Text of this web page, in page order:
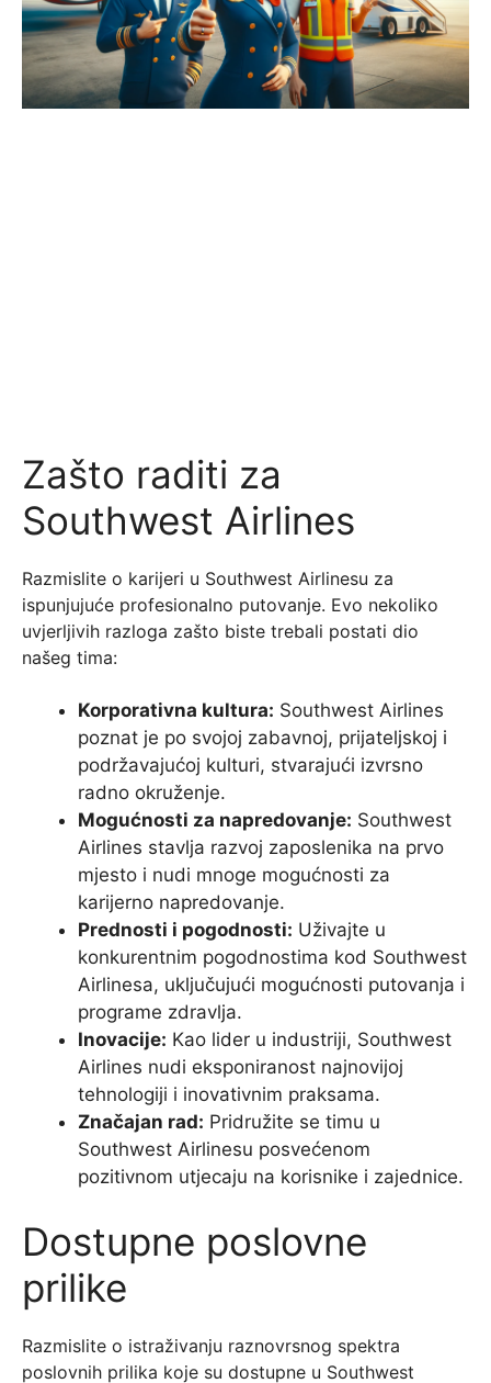
Zašto raditi za
Southwest Airlines
Razmislite o karijeri u Southwest Airlinesu za
ispunjujuće profesionalno putovanje. Evo nekoliko
uvjerljivih razloga zašto biste trebali postati dio
našeg tima:
Korporativna kultura: Southwest Airlines
poznat je po svojoj zabavnoj, prijateljskoj i
podržavajućoj kulturi, stvarajući izvrsno
radno okruženje.
Mogućnosti za napredovanje: Southwest
Airlines stavlja razvoj zaposlenika na prvo
mjesto i nudi mnoge mogućnosti za
karijerno napredovanje.
Prednosti i pogodnosti: Uživajte u
konkurentnim pogodnostima kod Southwest
Airlinesa, uključujući mogućnosti putovanja i
programe zdravlja.
Inovacije: Kao lider u industriji, Southwest
Airlines nudi eksponiranost najnovijoj
tehnologiji i inovativnim praksama.
Značajan rad: Pridružite se timu u
Southwest Airlinesu posvećenom
pozitivnom utjecaju na korisnike i zajednice.
Dostupne poslovne
prilike
Razmislite o istraživanju raznovrsnog spektra
poslovnih prilika koje su dostupne u Southwest